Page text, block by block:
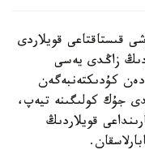
قىستاقتاعى قويلاردى
زاڭدى يەسى
كۇدىكتەنبەگەن
كەلىسىپ، 165 قويدى جۇك كولىگىنە تيەپ،
قويلاردىڭ